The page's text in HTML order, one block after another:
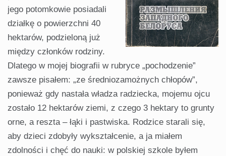
jego potomkowie posiadali
działkę o powierzchni 40
hektarów, podzieloną już
między członków rodziny.
Dlatego w mojej biografii w rubryce „pochodzenie”
zawsze pisałem: „ze średniozamożnych chłopów”,
ponieważ gdy nastała władza radziecka, mojemu ojcu
zostało 12 hektarów ziemi, z czego 3 hektary to grunty
orne, a reszta – łąki i pastwiska. Rodzice starali się,
aby dzieci zdobyły wykształcenie, a ja miałem
zdolności i chęć do nauki: w polskiej szkole byłem